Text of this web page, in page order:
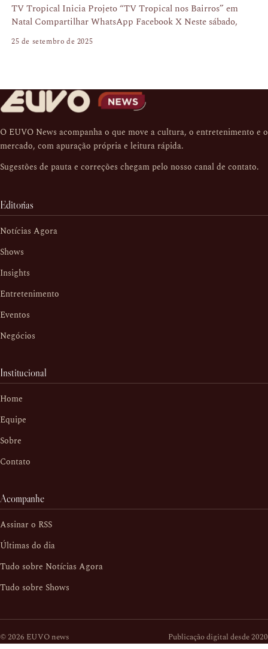
TV Tropical Inicia Projeto “TV Tropical nos Bairros” em
Natal Compartilhar WhatsApp Facebook X Neste sábado,
25 de setembro de 2025
O EUVO News acompanha o que move a cultura, o entretenimento e o
mercado, com apuração própria e leitura rápida.
Sugestões de pauta e correções chegam pelo nosso canal de contato.
Editorias
Notícias Agora
Shows
Insights
Entretenimento
Eventos
Negócios
Institucional
Home
Equipe
Sobre
Contato
Acompanhe
Assinar o RSS
Últimas do dia
Tudo sobre Notícias Agora
Tudo sobre Shows
© 2026 EUVO news Publicação digital desde 2020